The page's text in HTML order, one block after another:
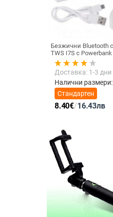
Безжични Bluetooth слушалки
Доставка: 1-3 дни
Налични размери:
Стандартен
8.40€/16.43лв